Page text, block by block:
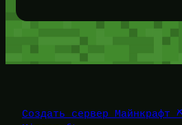
Создать сервер Майнкрафт